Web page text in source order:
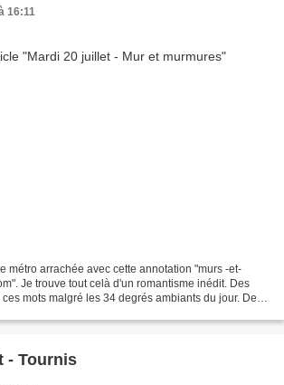
16:11
métro arrachée avec cette annotation "murs -et-
Je trouve tout celà d'un romantisme inédit. Des
mots malgré les 34 degrés ambiants du jour. Des
- Tournis